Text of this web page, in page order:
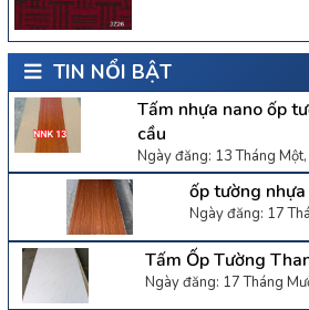
TIN NỔI BẬT
Tấm nhựa nano ốp
cầu
Ngày đăng: 13 Tháng
ốp tường
Ngày đăng: 17
Tấm Ốp Tường
Ngày đăng: 17 Tháng